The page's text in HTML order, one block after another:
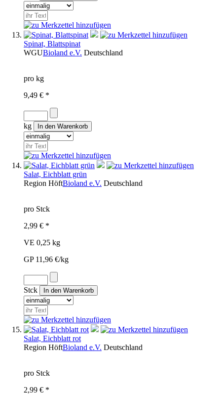
Spinat, Blattspinat
WGUBioland e.V. Deutschland
pro kg
9,49 € *
kg
Salat, Eichblatt grün
Region HöftBioland e.V. Deutschland
pro Stck
2,99 € *
VE 0,25 kg
GP 11,96 €/kg
Stck
Salat, Eichblatt rot
Region HöftBioland e.V. Deutschland
pro Stck
2,99 € *